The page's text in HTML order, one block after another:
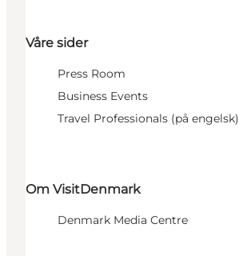
Våre sider
Press Room
Business Events
Travel Professionals (på engelsk)
Om VisitDenmark
Denmark Media Centre